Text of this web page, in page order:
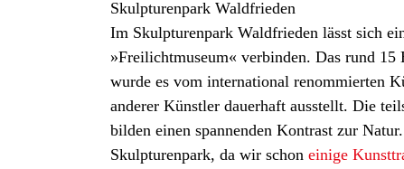
Skulpturenpark Waldfrieden
Im Skulpturenpark Waldfrieden lässt sich
»Freilichtmuseum« verbinden. Das rund
wurde es vom international renommierten
anderer Künstler dauerhaft ausstellt. Die
bilden einen spannenden Kontrast zur
Skulpturenpark, da wir schon einige